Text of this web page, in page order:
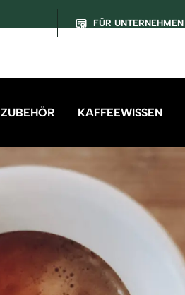
FÜR UNTERNEHMEN
ZUBEHÖR KAFFEEWISSEN